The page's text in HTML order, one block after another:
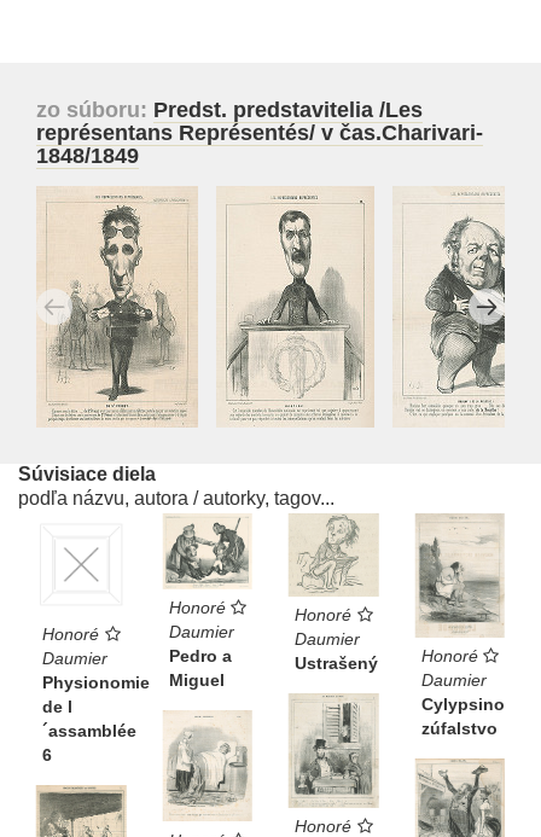
zo súboru: Predst. predstavitelia /Les
représentans Représentés/ v čas.Charivari-
1848/1849
Súvisiace diela
podľa názvu, autora / autorky, tagov...
Honoré
Daumier
Physionomie
de l
´assamblée
6
Honoré
Daumier
Pedro a
Miguel
Honoré
Daumier
Ustrašený
Honoré
Daumier
Cylypsino
zúfalstvo
Honoré